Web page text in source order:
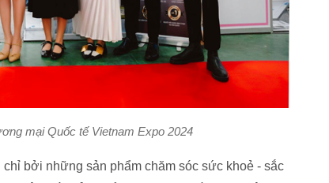
mại Quốc tế Vietnam Expo 2024
bởi những sản phẩm chăm sóc sức khoẻ - sắc